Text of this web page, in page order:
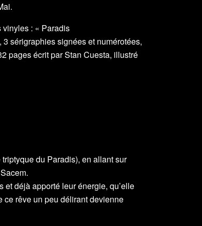
: « Paradis
sérigraphies signées et numérotées,
pages écrit par Stan Cuesta, illustré
du Paradis), en allant sur
et déjà apporté leur énergie, qu’elle
rêve un peu délirant devienne